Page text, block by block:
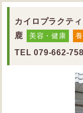
カイロプラクテ
鹿
美容・健康
TEL 079-662-